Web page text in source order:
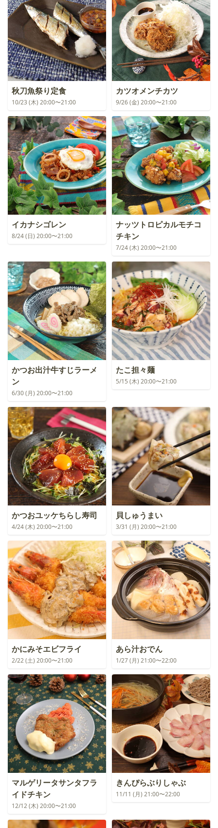
秋刀魚祭り定食
10/23 (木) 20:00〜21:00
カツオメンチカツ
9/26 (金) 20:00〜21:00
イカナシゴレン
8/24 (日) 20:00〜21:00
ナッツトロピカルモチコ
チキン
7/24 (木) 20:00〜21:00
かつお出汁牛すじラーメ
ン
6/30 (月) 20:00〜21:00
たこ担々麺
5/15 (木) 20:00〜21:00
かつおユッケちらし寿司
4/24 (木) 20:00〜21:00
貝しゅうまい
3/31 (月) 20:00〜21:00
かにみそエビフライ
2/22 (土) 20:00〜21:00
あら汁おでん
1/27 (月) 21:00〜22:00
マルゲリータサンタフラ
イドチキン
12/12 (木) 20:00〜21:00
きんぴらぶりしゃぶ
11/11 (月) 21:00〜22:00